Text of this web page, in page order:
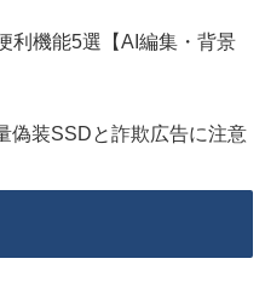
利機能5選【AI編集・背景
偽装SSDと詐欺広告に注意